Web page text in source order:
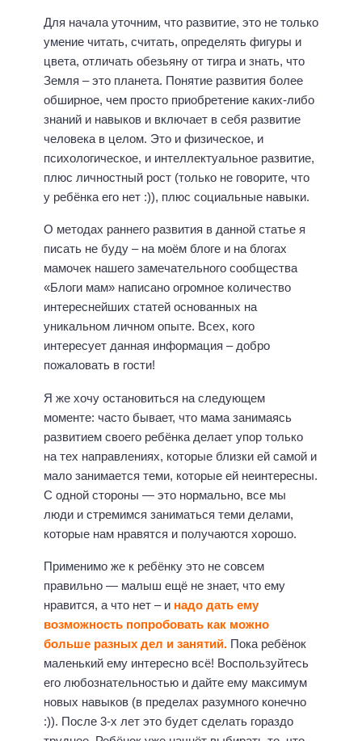
Для начала уточним, что развитие, это не только
умение читать, считать, определять фигуры и
цвета, отличать обезьяну от тигра и знать, что
Земля – это планета. Понятие развития более
обширное, чем просто приобретение каких-либо
знаний и навыков и включает в себя развитие
человека в целом. Это и физическое, и
психологическое, и интеллектуальное развитие,
плюс личностный рост (только не говорите, что
у ребёнка его нет :)), плюс социальные навыки.
О методах раннего развития в данной статье я
писать не буду – на моём блоге и на блогах
мамочек нашего замечательного сообщества
«Блоги мам» написано огромное количество
интереснейших статей основанных на
уникальном личном опыте. Всех, кого
интересует данная информация – добро
пожаловать в гости!
Я же хочу остановиться на следующем
моменте: часто бывает, что мама занимаясь
развитием своего ребёнка делает упор только
на тех направлениях, которые близки ей самой и
мало занимается теми, которые ей неинтересны.
С одной стороны — это нормально, все мы
люди и стремимся заниматься теми делами,
которые нам нравятся и получаются хорошо.
Применимо же к ребёнку это не совсем
правильно — малыш ещё не знает, что ему
нравится, а что нет – и надо дать ему
возможность попробовать как можно
больше разных дел и занятий. Пока ребёнок
маленький ему интересно всё! Воспользуйтесь
его любознательностью и дайте ему максимум
новых навыков (в пределах разумного конечно
:)). После 3-х лет это будет сделать гораздо